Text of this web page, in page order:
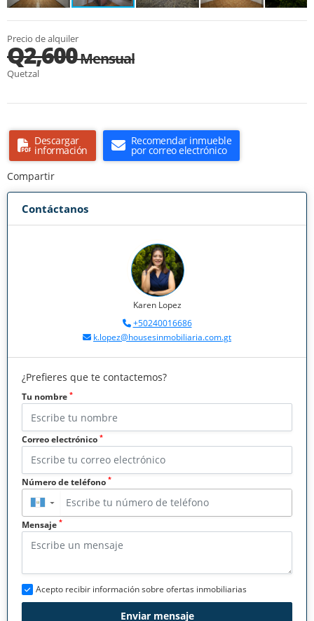
Precio de alquiler
Q2,600Mensual
Quetzal
Descargar
información
Recomendar inmueble
por correo electrónico
Compartir
Contáctanos
Karen Lopez
+50240016686
k.lopez@housesinmobiliaria.com.gt
¿Prefieres que te contactemos?
Tu nombre *
Correo electrónico *
Número de teléfono *
▼
Mensaje *
Acepto recibir información sobre ofertas inmobiliarias
Enviar mensaje